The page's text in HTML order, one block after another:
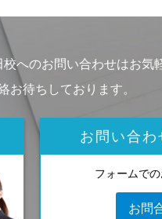
へのお問い合わせはお気
お待ちしております。
お問い合
フォームで
お問